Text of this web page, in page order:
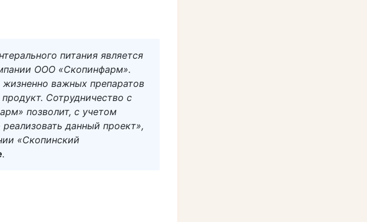
питания является
ООО «Скопинфарм».
важных препаратов
Сотрудничество с
позволит, с учетом
данный проект»,
«Скопинский
.